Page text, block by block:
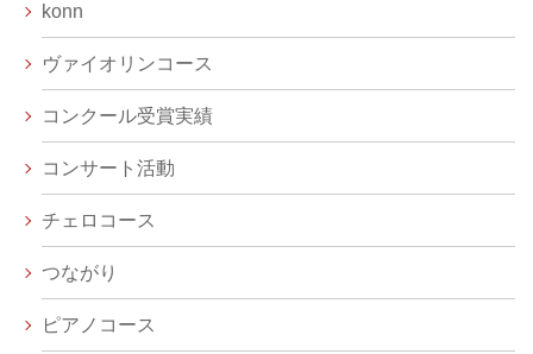
konn
ヴァイオリンコース
コンクール受賞実績
コンサート活動
チェロコース
つながり
ピアノコース